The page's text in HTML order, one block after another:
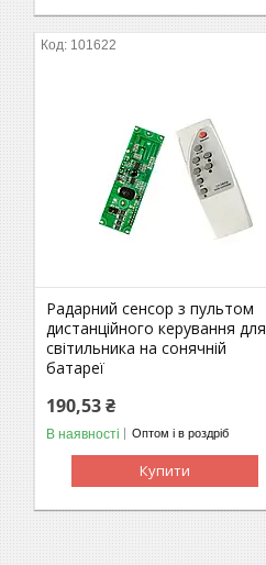
101622
Радарний сенсор з пультом
дистанційного керування для
світильника на сонячній
батареї
190,53 ₴
В наявності Оптом і в роздріб
Купити